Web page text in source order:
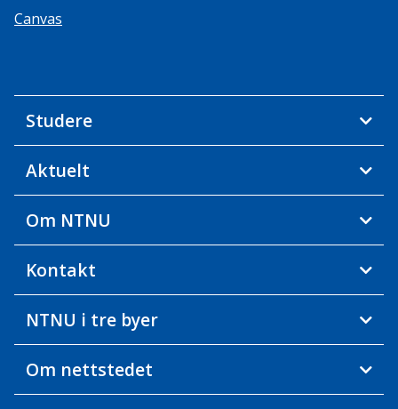
Canvas
Studere
Aktuelt
Om NTNU
Kontakt
NTNU i tre byer
Om nettstedet